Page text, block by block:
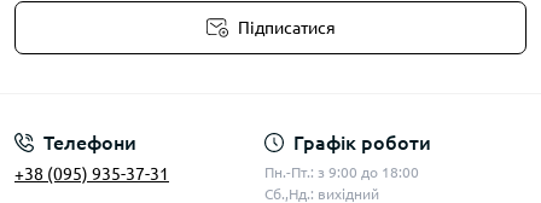
Підписатися
Телефони
+38 (095) 935-37-31
Графік роботи
Пн.-Пт.: з 9:00 до 18:00
Сб.,Нд.: вихідний